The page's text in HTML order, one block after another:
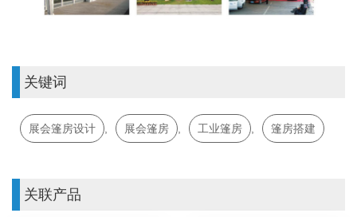
关键词
展会篷房设计 , 展会篷房 , 工业篷房 , 篷房搭建
关联产品